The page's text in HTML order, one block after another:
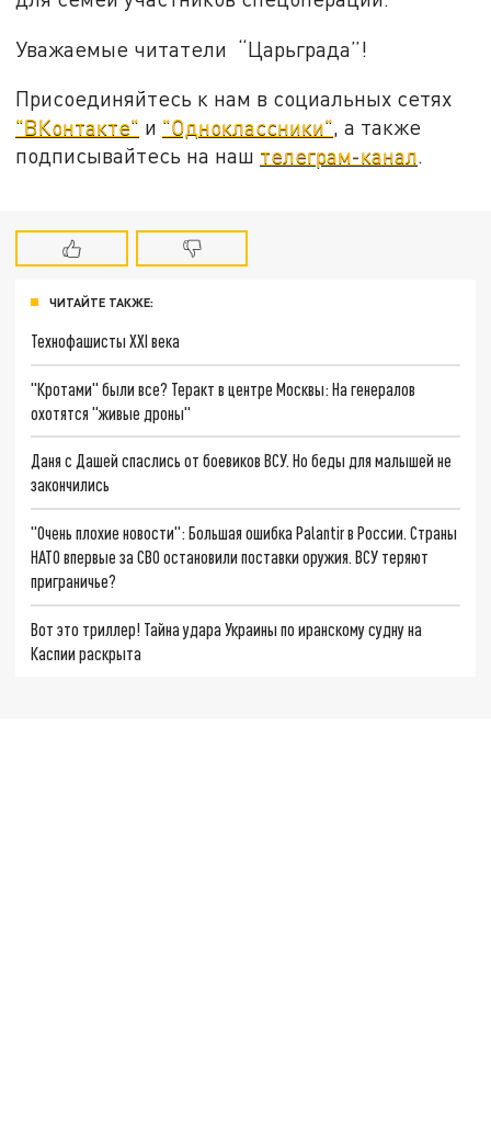
Уважаемые читатели “Царьграда”!
Присоединяйтесь к нам в социальных сетях
"ВКонтакте" и "Одноклассники", а также
подписывайтесь на наш телеграм-канал.
ЧИТАЙТЕ ТАКЖЕ:
Технофашисты XXI века
"Кротами" были все? Теракт в центре Москвы: На генералов
охотятся "живые дроны"
Даня с Дашей спаслись от боевиков ВСУ. Но беды для малышей не
закончились
"Очень плохие новости": Большая ошибка Palantir в России. Страны
НАТО впервые за СВО остановили поставки оружия. ВСУ теряют
приграничье?
Вот это триллер! Тайна удара Украины по иранскому судну на
Каспии раскрыта